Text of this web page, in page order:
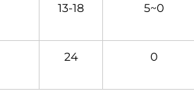
13-18 5~0
24 0